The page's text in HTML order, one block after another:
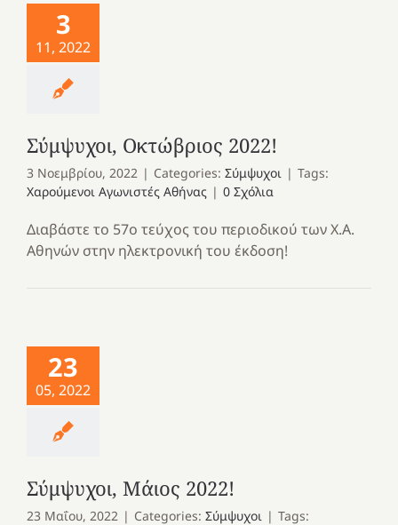
3
11, 2022
Σύμψυχοι, Οκτώβριος 2022!
3 Νοεμβρίου, 2022 | Categories: Σύμψυχοι | Tags:
Χαρούμενοι Αγωνιστές Αθήνας | 0 Σχόλια
Διαβάστε το 57ο τεύχος του περιοδικού των Χ.Α.
Αθηνών στην ηλεκτρονική του έκδοση!
23
05, 2022
Σύμψυχοι, Μάιος 2022!
23 Μαΐου, 2022 | Categories: Σύμψυχοι | Tags: